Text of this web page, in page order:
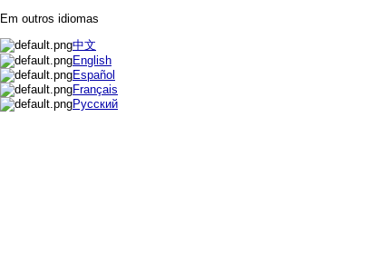
Em outros idiomas
中文
English
Español
Français
Русский